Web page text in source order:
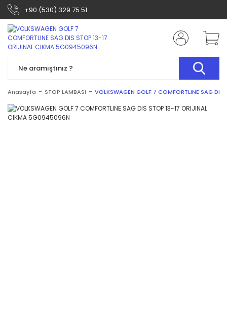
+90 (530) 329 75 51
Anasayfa STOP LAMBASI VOLKSWAGEN GOLF 7 COMFORTLINE SAG